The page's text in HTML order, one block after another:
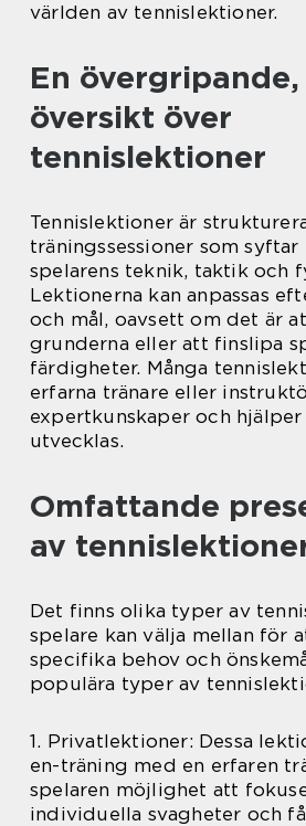
världen av tennislektioner.
En
översikt över
tennislektioner
Tennislektioner är
träningssessioner som
spelarens teknik, taktik och
Lektionerna kan anpassas
och mål, oavsett om det är
grunderna eller att finslipa
färdigheter. Många
erfarna tränare eller
expertkunskaper och
utvecklas.
Omfattande
av
Det finns olika typer av
spelare kan välja mellan för
specifika behov och
populära typer av
1. Privatlektioner: Dessa
en-träning med en erfaren
spelaren möjlighet att
individuella svagheter och